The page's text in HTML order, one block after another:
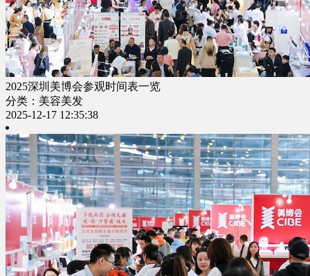
2025深圳美博会参观时间表一览
分类：美容美发
2025-12-17 12:35:38